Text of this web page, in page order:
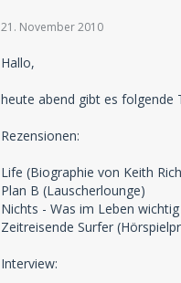
21. November 2010
Hallo,
heute abend gibt es folgende
Rezensionen:
Life (Biographie von Keith
Plan B (Lauscherlounge)
Nichts - Was im Leben
Zeitreisende Surfer
Interview: